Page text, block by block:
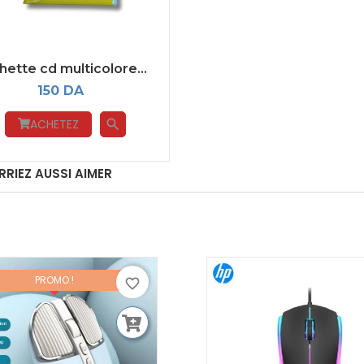
cd multicolore...
150 DA
ACHETEZ search
AUSSI AIMER
PROMO ! favorite_border